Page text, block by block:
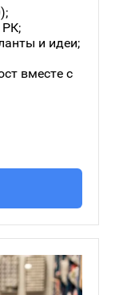
и идеи;
вместе с